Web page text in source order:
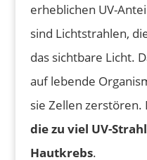
erheblichen UV-
sind Lichtstrahlen,
das sichtbare Licht.
auf lebende
sie Zellen zerstören.
die zu viel UV-
Hautkrebs.